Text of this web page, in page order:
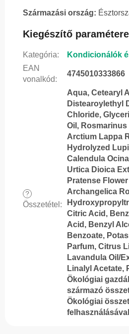
Származási ország:
Kiegészítő
Kategória:
Kondicionálók
EAN
vonalkód:
4745010333866
?
Összetétel :
Aqua, Cetearyl
Distearoylethyl
Chloride,
Oil, Rosmarinus
Arctium Lappa
Hydrolyzed
Calendula
Urtica Dioica
Pratense
Archangelica
Citric Acid,
Acid, Benzyl
Benzoate,
Parfum, Citrus
Lavandula Oil/
Linalyl Acetate,
Ökológiai
származó
Ökológiai